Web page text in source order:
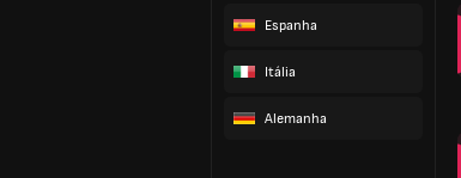
Espanha
Itália
Alemanha